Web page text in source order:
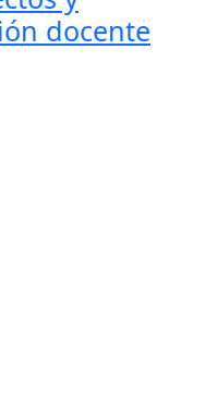
docente